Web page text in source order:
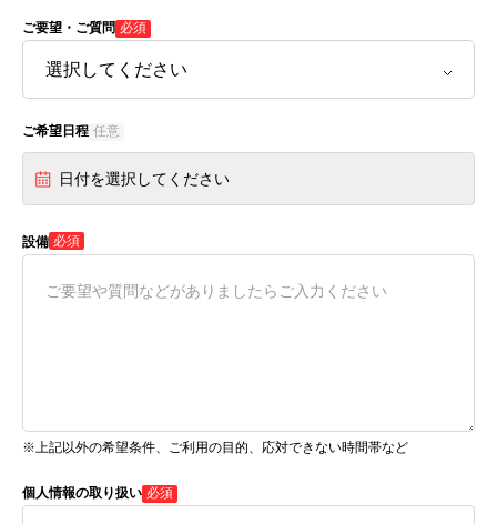
ご要望・ご質問 必須
ご希望日程 任意
日付を選択してください
設備 必須
※上記以外の希望条件、ご利用の目的、応対できない時間帯など
個人情報の取り扱い 必須